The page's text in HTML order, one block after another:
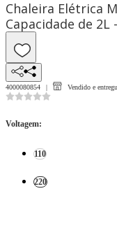
Chaleira Elétrica
Capacidade de
4000080854 Vendido e
Voltagem:
110
220